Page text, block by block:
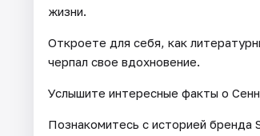
жизни.
Откроете для себя, как
черпал свое вдохновение.
Услышите интересные факты о
Познакомитесь с историей бренда